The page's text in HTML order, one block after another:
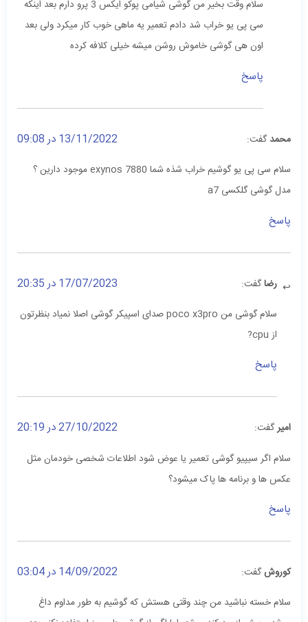
سلام وقت بخیر من گوشی شیامی پوکو ایکس 3 پرو دارم بعد اینکه
سی پی یو خراب شد دادم تعمیر یه ماهی خوب کار میکرد ولی بعد
اون هی گوشی خاموش روشن میشه خیلی کلافه کرده
پاسخ
محمد گفت: 13/11/2022 در 09:08
سلام سی پی یو گوشیم خراب شذه شما exynos 7880 موجود دارین ؟
مدل گوشی گلکسی a7
پاسخ
رضاگفت: 17/07/2023 در 20:35
سلام گوشی من poco x3pro صدای اسپیکر گوشی اصلا نمیاد بنظرتون
از cpu?
پاسخ
امیرگفت: 27/10/2022 در 20:19
سلام اگر سیپیو گوشی تعمیر یا عوض شود اطلاعات شخصی خودمان مثل
عکس ها و برنامه ها پاک میشود؟
پاسخ
کوروشگفت: 14/09/2022 در 03:04
سلام خسته نباشید من چند وقتی هستش که گوشیم به طور مداوم داغ